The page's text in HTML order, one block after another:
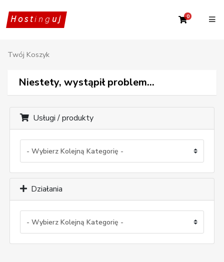
Hosting uj 0Twój
Twój Koszyk
Niestety, wystąpił problem...
Usługi / produkty
Działania